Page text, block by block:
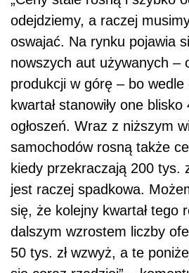
odejdziemy, a raczej
oswajać. Na rynku pojawia
nowszych aut używanych –
produkcji w górę – bo
kwartał stanowiły one
ogłoszeń. Wraz z niższym
samochodów rosną także
kiedy przekraczają 200 tys.
jest raczej spadkowa.
się, że kolejny kwartał tego
dalszym wzrostem liczby
50 tys. zł wzwyż, a te